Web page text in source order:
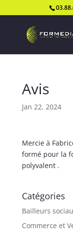
Avis
Jan 22, 2024
Mercie à
formé pour la
polyvalent .
Catégories
Bailleurs
Commerce et